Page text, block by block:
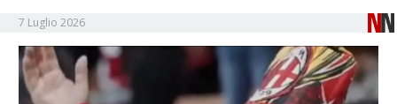
7 Luglio 2026